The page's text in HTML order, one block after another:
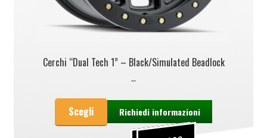
Cerchi “Dual Tech 1” – Black/Simulated Beadlock
–
Scegli Richiedi informazioni